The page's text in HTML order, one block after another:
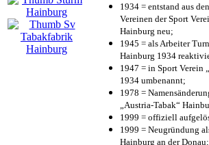
1934 = entstand aus
Vereinen der Sport
Hainburg neu;
1945 = als Arbeiter
Hainburg 1934
1947 = in Sport Verein
1934 umbenannt;
1978 =
„Austria-Tabak“
1999 = offiziell
1999 = Neugründung
Hainburg an der Donau;